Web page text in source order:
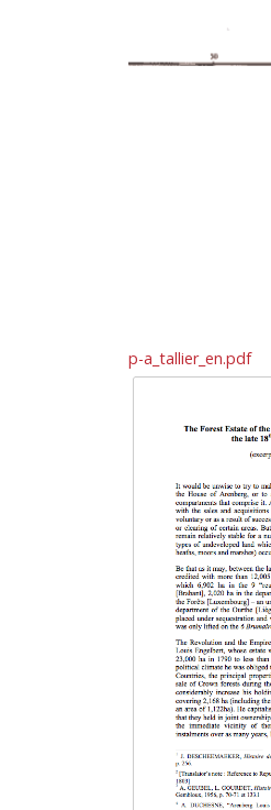
p-a_tallier_en.pdf